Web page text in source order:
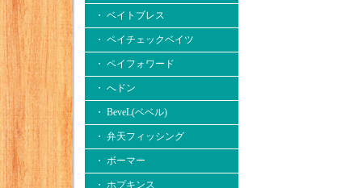
・ ベイトブレス
・ ペイチェックベイツ
・ ペイフォワード
・ へドン
・ BeveL(ベベル)
・ 弁天フィッシング
・ ボーマー
・ ホプキンス